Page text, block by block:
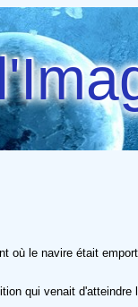
où le navire était
qui venait d'atteindre